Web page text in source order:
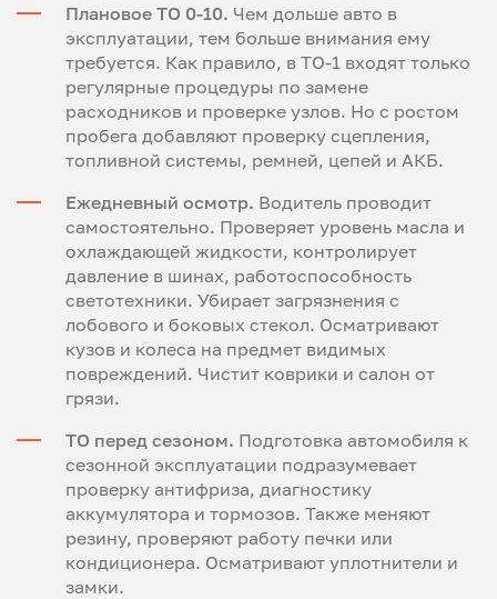
Плановое ТО 0-10. Чем дольше авто в
эксплуатации, тем больше внимания ему
требуется. Как правило, в ТО-1 входят только
регулярные процедуры по замене
расходников и проверке узлов. Но с ростом
пробега добавляют проверку сцепления,
топливной системы, ремней, цепей и АКБ.
Ежедневный осмотр. Водитель проводит
самостоятельно. Проверяет уровень масла и
охлаждающей жидкости, контролирует
давление в шинах, работоспособность
светотехники. Убирает загрязнения с
лобового и боковых стекол. Осматривают
кузов и колеса на предмет видимых
повреждений. Чистит коврики и салон от
грязи.
ТО перед сезоном. Подготовка автомобиля к
сезонной эксплуатации подразумевает
проверку антифриза, диагностику
аккумулятора и тормозов. Также меняют
резину, проверяют работу печки или
кондиционера. Осматривают уплотнители и
замки.